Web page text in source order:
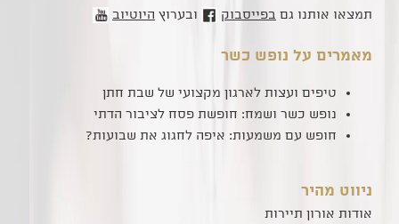
תמצאו אותנו גם בפייסבוק ובערוץ היוטיוב
מאמרים על נופש כשר
טיפים ועצות לארגון מקצועי של שבת חתן
נופש כשר ושמח: חופשת פסח לציבור הדתי
חופש עם משמעות: איפה לחגוג את שבועות?
ניווט מהיר
אודות אורון תיירות